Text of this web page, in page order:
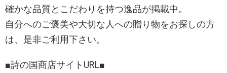
確かな品質とこだわりを持つ逸品が掲載中。
自分へのご褒美や大切な人への贈り物をお探しの方
は、是非ご利用下さい。
■詩の国商店サイトURL■